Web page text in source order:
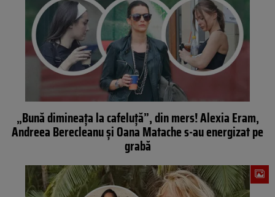
„Bună dimineața la cafeluță”, din mers! Alexia Eram,
Andreea Berecleanu și Oana Matache s-au energizat pe
grabă